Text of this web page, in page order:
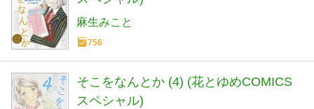
麻生みこと
756
そこをなんとか (4) (花とゆめCOMICS
スペシャル)